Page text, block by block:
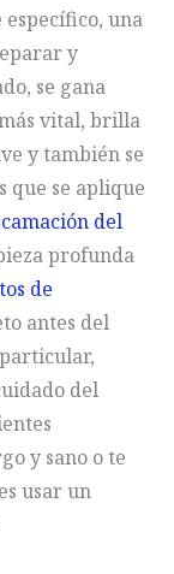
una
y
se gana
vital, brilla
y también se
que se aplique
del
profunda
de
antes del
del
y sano o te
usar un